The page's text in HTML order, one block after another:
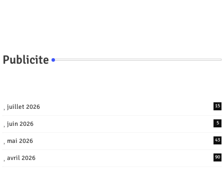
Publicite
juillet 2026 15
juin 2026 5
mai 2026 43
avril 2026 90